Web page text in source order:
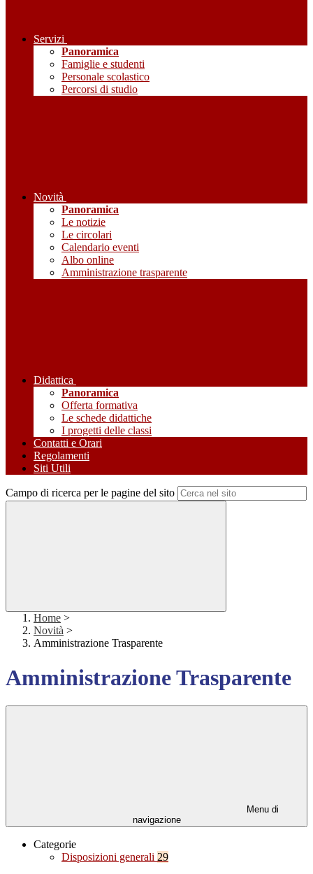
Servizi
Panoramica
Famiglie e studenti
Personale scolastico
Percorsi di studio
Novità
Panoramica
Le notizie
Le circolari
Calendario eventi
Albo online
Amministrazione trasparente
Didattica
Panoramica
Offerta formativa
Le schede didattiche
I progetti delle classi
Contatti e Orari
Regolamenti
Siti Utili
Campo di ricerca per le pagine del sito
Home >
Novità >
Amministrazione Trasparente
Amministrazione Trasparente
Menu di
navigazione
Categorie
Disposizioni generali 29